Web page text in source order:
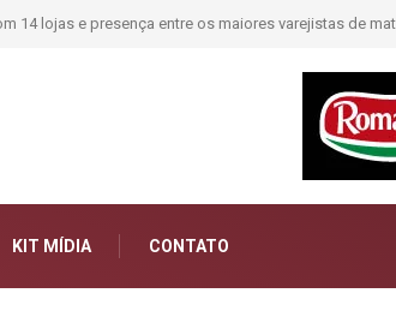
tendências e passa a contar histórias; Forward
KIT MÍDIA CONTATO